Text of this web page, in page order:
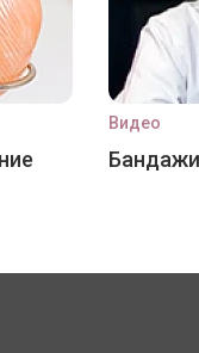
Видео